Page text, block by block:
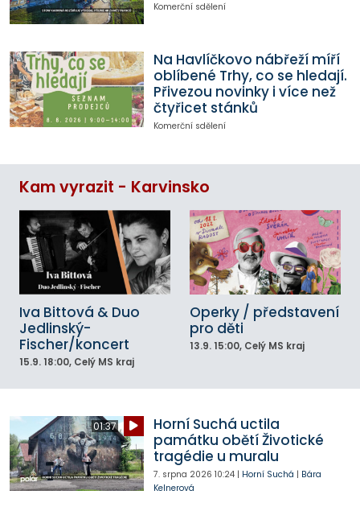
Komerční sdělení
Na Havlíčkovo nábřeží míří
oblíbené Trhy, co se hledají.
Přivezou novinky i více než
čtyřicet stánků
Komerční sdělení
Kam vyrazit - Karvinsko
Iva Bittová & Duo
Jedlinský-
Fischer/koncert
15.9. 18:00, Celý MS kraj
Operky / představení
pro děti
13.9. 15:00, Celý MS kraj
01:37
Horní Suchá uctila
památku obětí Životické
tragédie u muralu
7. srpna 2026 10:24| Horní Suchá | Bára
Kelnerová